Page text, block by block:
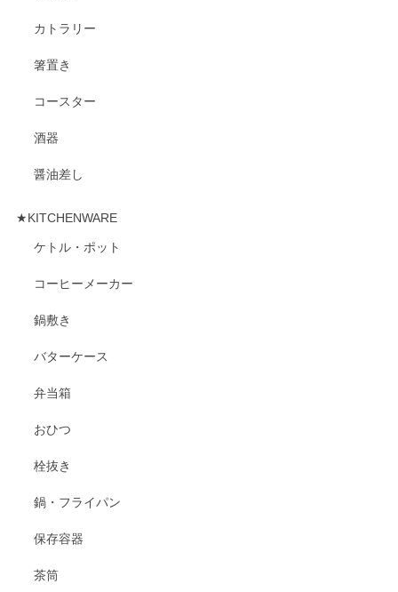
カトラリー
箸置き
コースター
酒器
醤油差し
★KITCHENWARE
ケトル・ポット
コーヒーメーカー
鍋敷き
バターケース
弁当箱
おひつ
栓抜き
鍋・フライパン
保存容器
茶筒